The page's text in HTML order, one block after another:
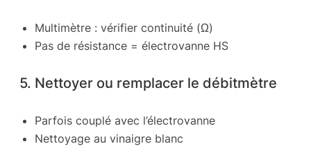
Multimètre : vérifier continuité (Ω)
Pas de résistance = électrovanne HS
5. Nettoyer ou remplacer le débitmètre
Parfois couplé avec l’électrovanne
Nettoyage au vinaigre blanc